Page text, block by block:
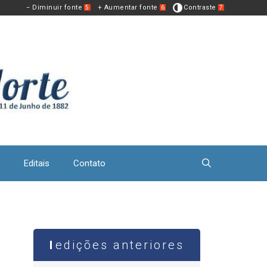
− Diminuir fonte 5 + Aumentar fonte 6 Contraste 7
Editais Contato
edições anteriores